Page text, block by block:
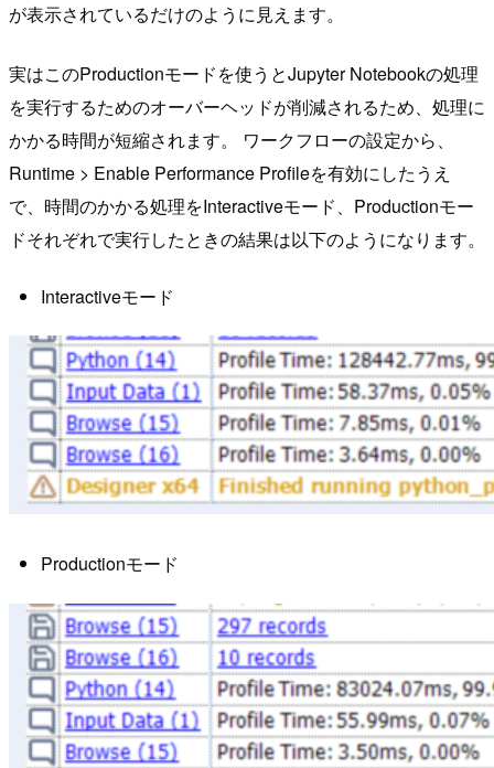
が表示されているだけのように見えます。
実はこのProductionモードを使うとJupyter Notebookの処理
を実行するためのオーバーヘッドが削減されるため、処理に
かかる時間が短縮されます。 ワークフローの設定から、
Runtime > Enable Performance Profileを有効にしたうえ
で、時間のかかる処理をInteractiveモード、Productionモー
ドそれぞれで実行したときの結果は以下のようになります。
Interactiveモード
Productionモード